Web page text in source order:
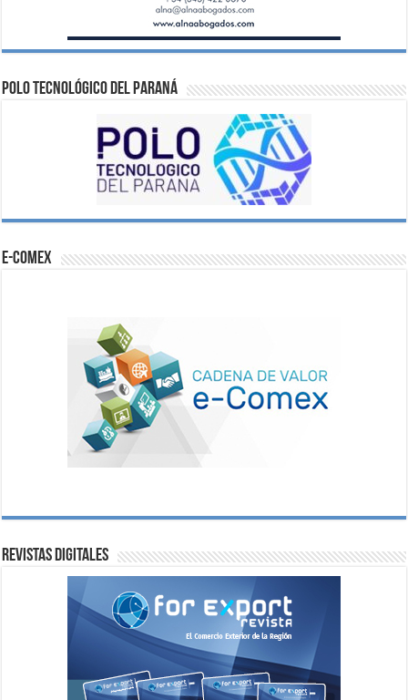
Polo Tecnológico del Paraná
e-comex
Revistas digitales